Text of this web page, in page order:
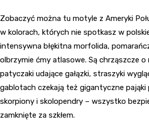
Zobaczyć można tu motyle z Ameryki
w kolorach, których nie spotkasz w
intensywna błękitna morfolida,
olbrzymie ćmy atlasowe. Są chrząszcze o
patyczaki udające gałązki, straszyki
gablotach czekają też gigantyczne
skorpiony i skolopendry – wszystko
zamknięte za szkłem.